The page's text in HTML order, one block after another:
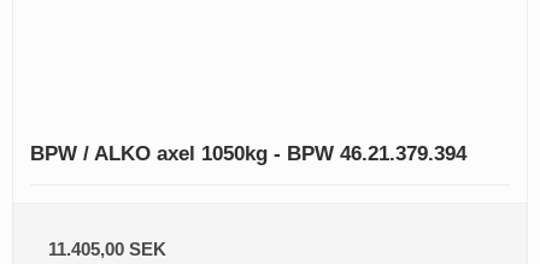
BPW / ALKO axel 1050kg - BPW 46.21.379.394
11.405,00 SEK